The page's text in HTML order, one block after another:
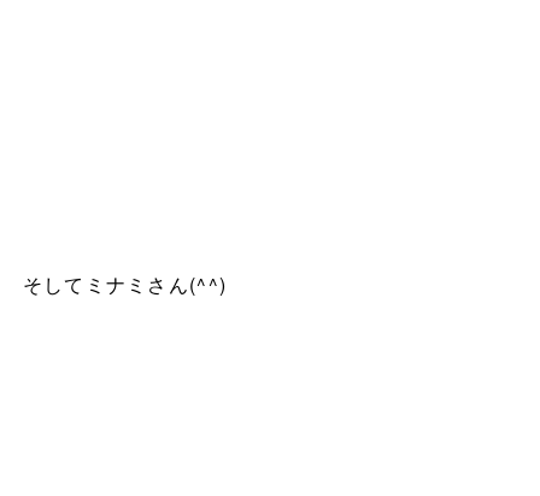
そしてミナミさん(^^)